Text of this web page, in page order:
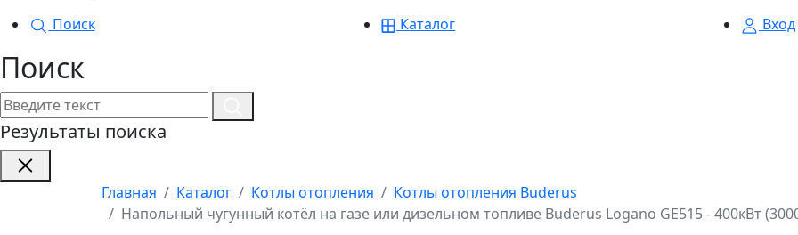
Поиск
Каталог Вход
Поиск
Результаты поиска
Главная Каталог Котлы отопления
Котлы отопления Buderus
Напольный чугунный котёл на газе или дизельном топливе Buderus Logano GE515 - 400кВт